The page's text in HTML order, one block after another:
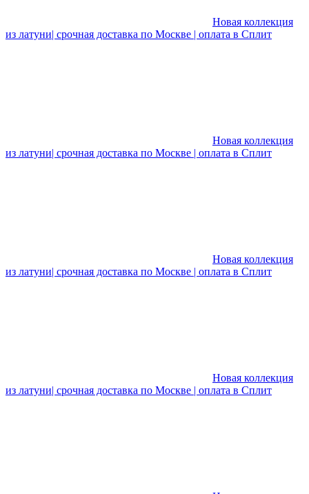
Новая коллекция
из латуни| срочная доставка по Москве | оплата в Сплит
Новая коллекция
из латуни| срочная доставка по Москве | оплата в Сплит
Новая коллекция
из латуни| срочная доставка по Москве | оплата в Сплит
Новая коллекция
из латуни| срочная доставка по Москве | оплата в Сплит